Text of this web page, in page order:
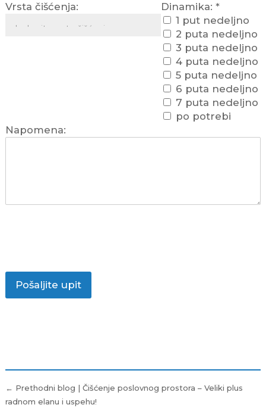
Vrsta čišćenja:
Dinamika: *
1 put nedeljno
2 puta nedeljno
3 puta nedeljno
4 puta nedeljno
5 puta nedeljno
6 puta nedeljno
7 puta nedeljno
po potrebi
Napomena:
Pošaljite upit
članka
← Prethodni blog | Čišćenje poslovnog prostora – Veliki plus
radnom elanu i uspehu!